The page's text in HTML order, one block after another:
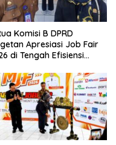
Komisi B DPRD
Apresiasi Job Fair
di Tengah Efisiensi